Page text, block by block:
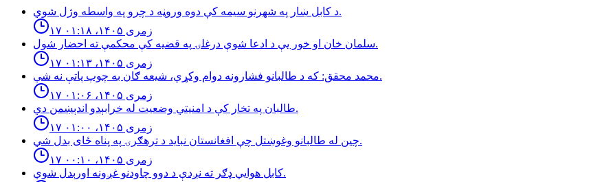
د كابل ښار په شهرنو سيمه كې دوه وروڼه د چرو په واسطه وژل شوي.
۱۷ زمری ۱۴۰۵، ۰۱:۱۸
سلمان خان او خور یې د ادعا شوې درغلۍ په قضيه كې محكمې ته احضار شول.
۱۷ زمری ۱۴۰۵، ۰۱:۱۳
محمد محقق: كه د طالبانو فشارونه دوام وكړي، شيعه ګان به چوپ پاتې نه شي.
۱۷ زمری ۱۴۰۵، ۰۱:۰۶
طالبان په تخار کې د امنيتي وضعيت له خرابېدو اندېښمن دي.
۱۷ زمری ۱۴۰۵، ۰۱:۰۰
چین له طالبانو وغوښتل چې افغانستان نباید د ترهګرۍ په پناه ځای بدل شي.
۱۷ زمری ۱۴۰۵، ۰۰:۱۰
كابل هوايي ډګر ته نږدې د دوو چاودنو غږونه اورېدل شوي.